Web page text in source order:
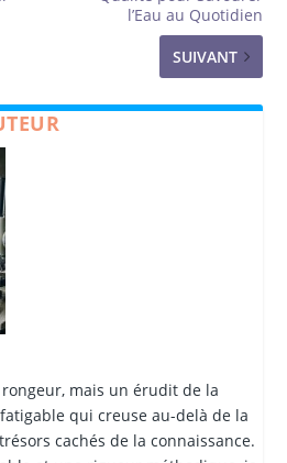
l’Eau au Quotidien
SUIVANT
mais un érudit de la
qui creuse au-delà de la
cachés de la connaissance.